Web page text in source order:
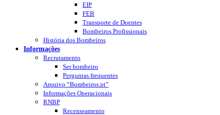
EIP
FEB
Transporte de Doentes
Bombeiros Profissionais
História dos Bombeiros
Informações
Recrutamento
Ser bombeiro
Perguntas frequentes
Arquivo “Bombeiros.pt”
Informações Operacionais
RNBP
Recenseamento